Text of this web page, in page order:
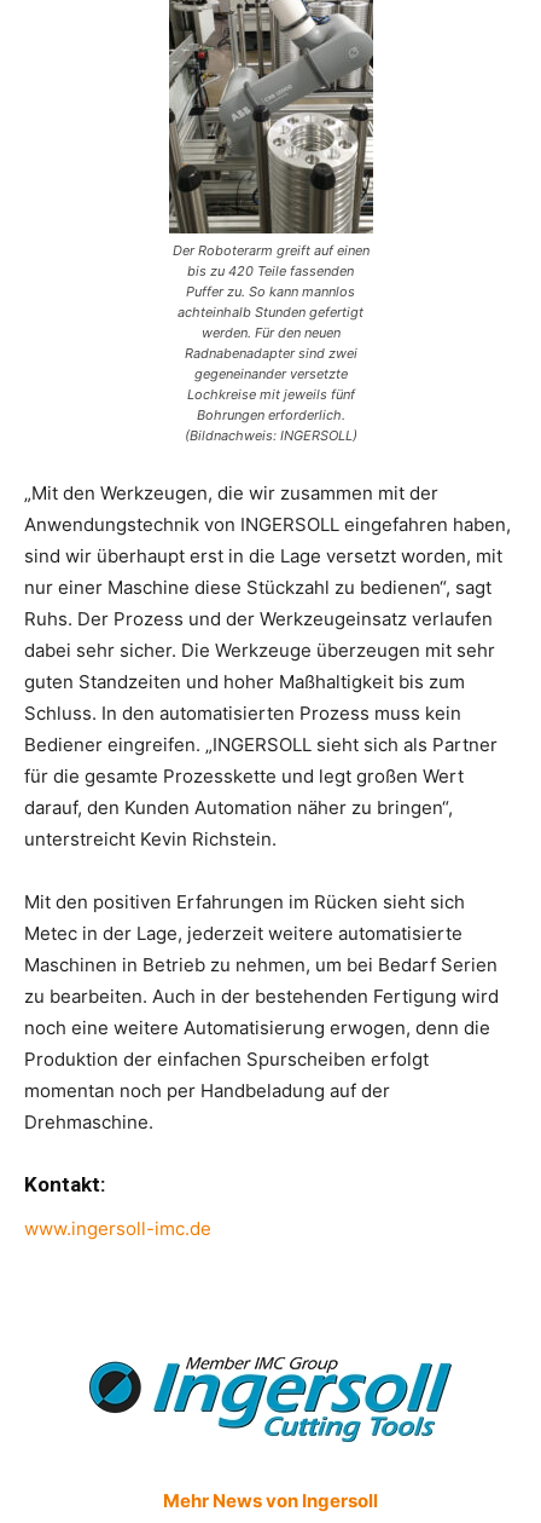
Der Roboterarm greift auf einen
bis zu 420 Teile fassenden
Puffer zu. So kann mannlos
achteinhalb Stunden gefertigt
werden. Für den neuen
Radnabenadapter sind zwei
gegeneinander versetzte
Lochkreise mit jeweils fünf
Bohrungen erforderlich.
(Bildnachweis: INGERSOLL)
„Mit den Werkzeugen, die wir zusammen mit der
Anwendungstechnik von INGERSOLL eingefahren haben,
sind wir überhaupt erst in die Lage versetzt worden, mit
nur einer Maschine diese Stückzahl zu bedienen“, sagt
Ruhs. Der Prozess und der Werkzeugeinsatz verlaufen
dabei sehr sicher. Die Werkzeuge überzeugen mit sehr
guten Standzeiten und hoher Maßhaltigkeit bis zum
Schluss. In den automatisierten Prozess muss kein
Bediener eingreifen. „INGERSOLL sieht sich als Partner
für die gesamte Prozesskette und legt großen Wert
darauf, den Kunden Automation näher zu bringen“,
unterstreicht Kevin Richstein.
Mit den positiven Erfahrungen im Rücken sieht sich
Metec in der Lage, jederzeit weitere automatisierte
Maschinen in Betrieb zu nehmen, um bei Bedarf Serien
zu bearbeiten. Auch in der bestehenden Fertigung wird
noch eine weitere Automatisierung erwogen, denn die
Produktion der einfachen Spurscheiben erfolgt
momentan noch per Handbeladung auf der
Drehmaschine.
Kontakt:
www.ingersoll-imc.de
Mehr News von Ingersoll